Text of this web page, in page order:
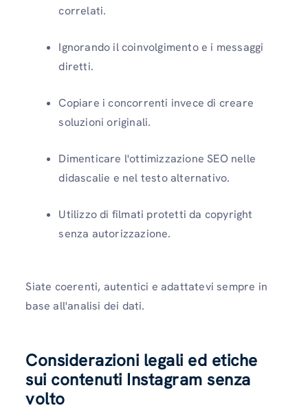
correlati.
Ignorando il coinvolgimento e i messaggi
diretti.
Copiare i concorrenti invece di creare
soluzioni originali.
Dimenticare l'ottimizzazione SEO nelle
didascalie e nel testo alternativo.
Utilizzo di filmati protetti da copyright
senza autorizzazione.
Siate coerenti, autentici e adattatevi sempre in
base all'analisi dei dati.
Considerazioni legali ed etiche
sui contenuti Instagram senza
volto